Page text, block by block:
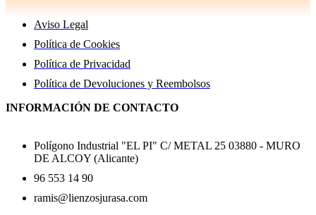
Aviso Legal
Política de Cookies
Política de Privacidad
Política de Devoluciones y Reembolsos
INFORMACIÓN DE CONTACTO
Polígono Industrial "EL PI" C/ METAL 25 03880 - MURO
DE ALCOY (Alicante)
96 553 14 90
ramis@lienzosjurasa.com